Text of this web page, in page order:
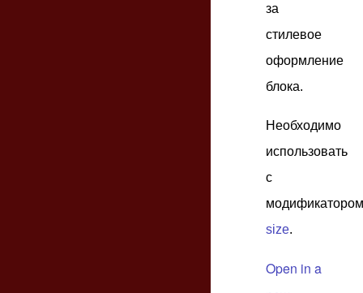
за
стилевое
оформление
блока.
Необходимо
использовать
с
модификатором
size.
Open in a